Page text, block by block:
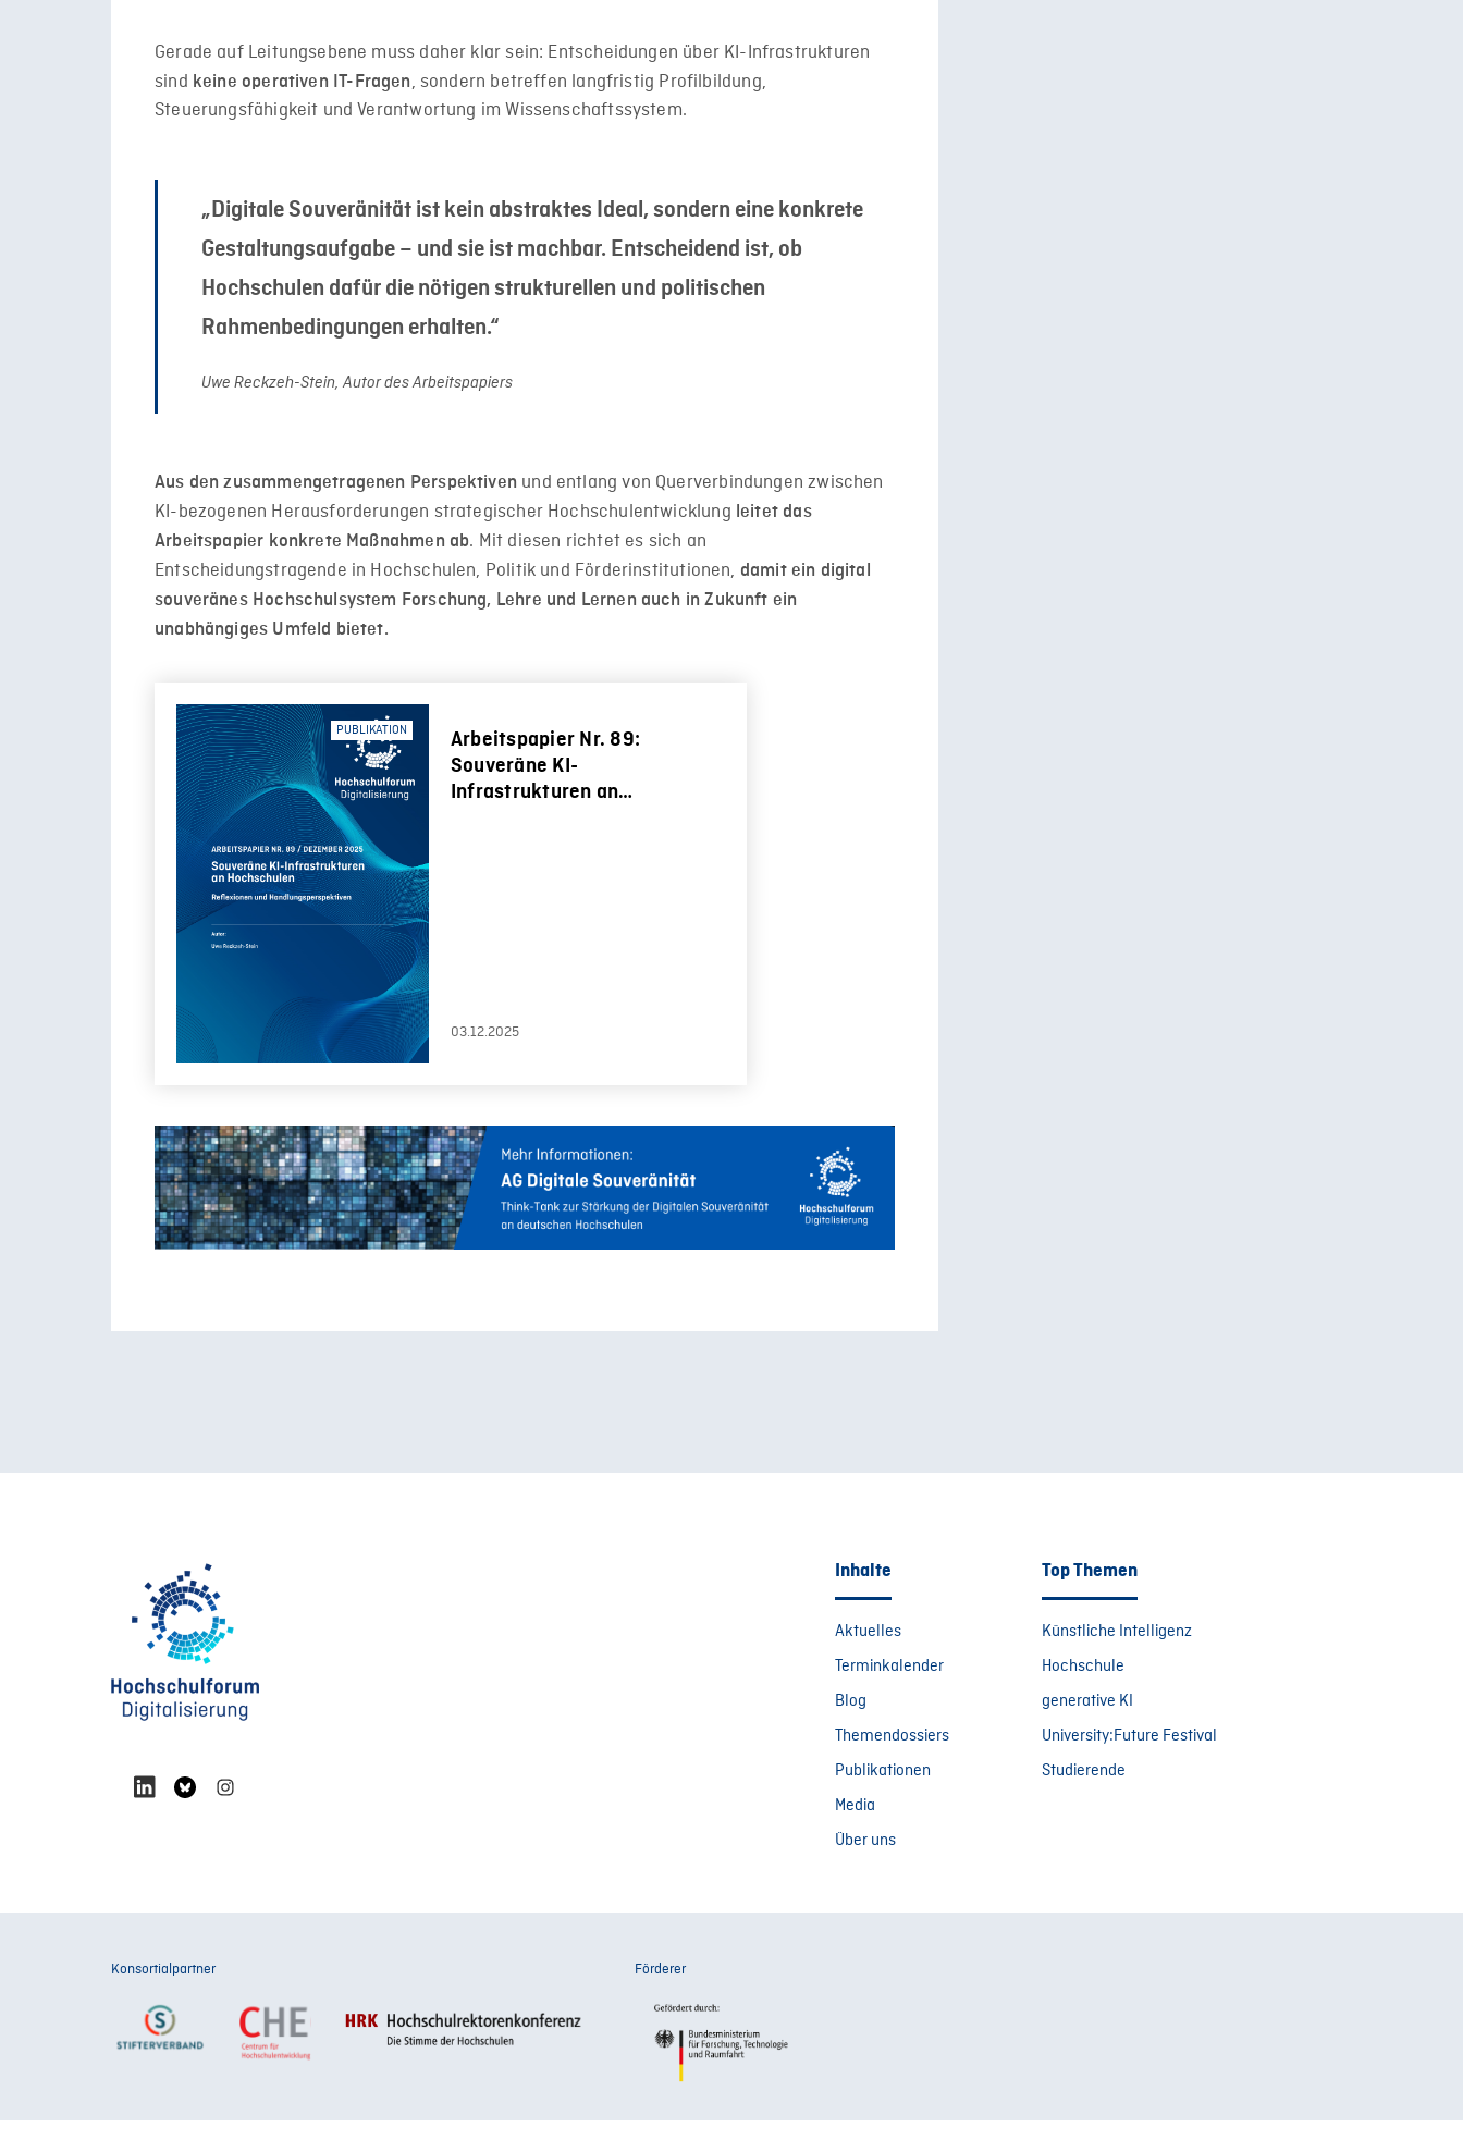
Gerade auf Leitungsebene muss daher klar sein: Entscheidungen über KI-Infrastrukturen
sind keine operativen IT-Fragen, sondern betreffen langfristig Profilbildung,
Steuerungsfähigkeit und Verantwortung im Wissenschaftssystem.
„Digitale Souveränität ist kein abstraktes Ideal, sondern eine konkrete
Gestaltungsaufgabe – und sie ist machbar. Entscheidend ist, ob
Hochschulen dafür die nötigen strukturellen und politischen
Rahmenbedingungen erhalten.“
Uwe Reckzeh-Stein, Autor des Arbeitspapiers
Aus den zusammengetragenen Perspektiven und entlang von Querverbindungen zwischen
KI-bezogenen Herausforderungen strategischer Hochschulentwicklung leitet das
Arbeitspapier konkrete Maßnahmen ab. Mit diesen richtet es sich an
Entscheidungstragende in Hochschulen, Politik und Förderinstitutionen, damit ein digital
souveränes Hochschulsystem Forschung, Lehre und Lernen auch in Zukunft ein
unabhängiges Umfeld bietet.
PUBLIKATION
Arbeitspapier Nr. 89:
Souveräne KI-
Infrastrukturen an
03.12.2025
Inhalte
Aktuelles
Terminkalender
Blog
Themendossiers
Publikationen
Media
Über uns
Top Themen
Künstliche Intelligenz
Hochschule
generative KI
University:Future Festival
Studierende
Konsortialpartner Förderer